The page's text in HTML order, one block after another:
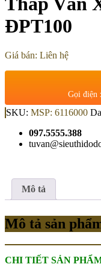
ĐPT100
Giá bán: Liên hệ
Gọi điện
SKU: MSP: 6116000
097.5555.388
Mô tả
Mô tả sản
CHI TIẾT SẢN